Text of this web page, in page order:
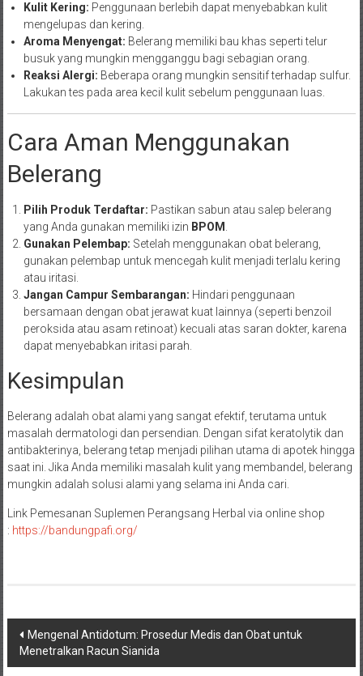
Kulit Kering: Penggunaan berlebih dapat menyebabkan kulit
mengelupas dan kering.
Aroma Menyengat: Belerang memiliki bau khas seperti telur
busuk yang mungkin mengganggu bagi sebagian orang.
Reaksi Alergi: Beberapa orang mungkin sensitif terhadap sulfur.
Lakukan tes pada area kecil kulit sebelum penggunaan luas.
Cara Aman Menggunakan
Belerang
Pilih Produk Terdaftar: Pastikan sabun atau salep belerang
yang Anda gunakan memiliki izin BPOM
Gunakan Pelembap: Setelah menggunakan obat belerang,
gunakan pelembap untuk mencegah kulit menjadi terlalu kering
atau iritasi.
Jangan Campur Sembarangan: Hindari penggunaan
bersamaan dengan obat jerawat kuat lainnya (seperti benzoil
peroksida atau asam retinoat) kecuali atas saran dokter, karena
dapat menyebabkan iritasi parah.
Kesimpulan
Belerang adalah obat alami yang sangat efektif, terutama untuk
masalah dermatologi dan persendian. Dengan sifat keratolytik dan
antibakterinya, belerang tetap menjadi pilihan utama di apotek hingga
saat ini. Jika Anda memiliki masalah kulit yang membandel, belerang
mungkin adalah solusi alami yang selama ini Anda cari.
Link Pemesanan Suplemen Perangsang Herbal via online shop
: https://bandungpafi.org/
Navigasi
pos
Mengenal Antidotum: Prosedur Medis dan Obat untuk
Menetralkan Racun Sianida